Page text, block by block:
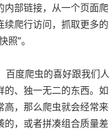
内部链接，从一个页面
续爬行访问，抓取更多
照”。
百度爬虫的喜好跟我们
的、独一无二的东西。如
高，那么爬虫就会经常
的，或者拼凑组合质量